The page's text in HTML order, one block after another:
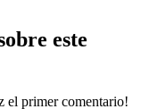
este
el primer comentario!